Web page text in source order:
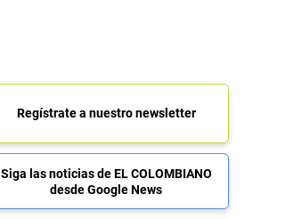
Regístrate a nuestro newsletter
Siga las noticias de EL COLOMBIANO
desde Google News